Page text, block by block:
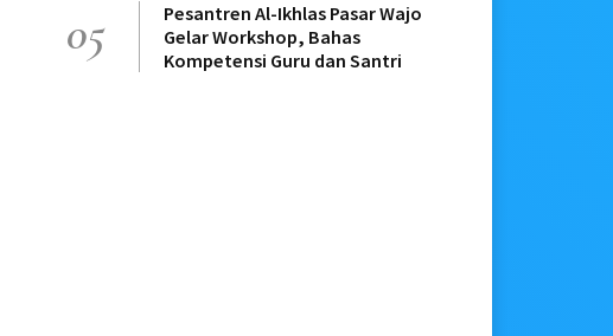
05
Pesantren Al-Ikhlas Pasar Wajo
Gelar Workshop, Bahas
Kompetensi Guru dan Santri